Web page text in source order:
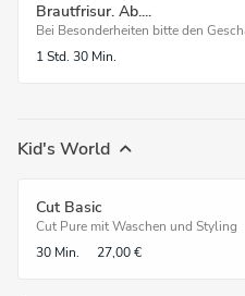
Brautfrisur. Ab....
Bei Besonderheiten bitte den
1 Std. 30 Min.
Kid's World
Cut Basic
Cut Pure mit Waschen und Styling
30 Min.
27,00 €